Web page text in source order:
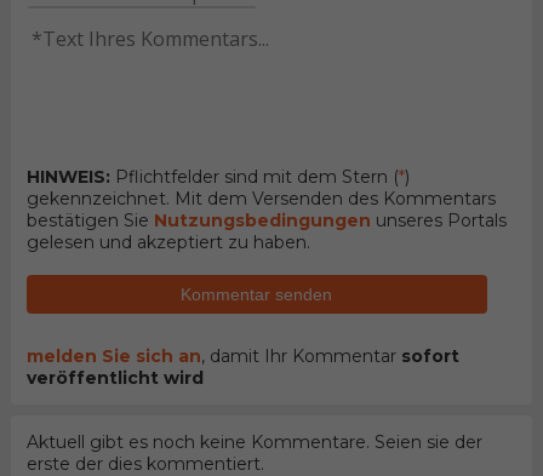
HINWEIS: Pflichtfelder sind mit dem Stern (*)
gekennzeichnet. Mit dem Versenden des Kommentars
bestätigen Sie Nutzungsbedingungen unseres Portals
gelesen und akzeptiert zu haben.
Kommentar senden
melden Sie sich an, damit Ihr Kommentar sofort
veröffentlicht wird
Aktuell gibt es noch keine Kommentare. Seien sie der
erste der dies kommentiert.